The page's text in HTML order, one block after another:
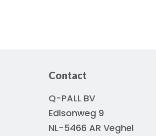
Contact
Q-PALL BV
Edisonweg 9
NL-5466 AR Veghel